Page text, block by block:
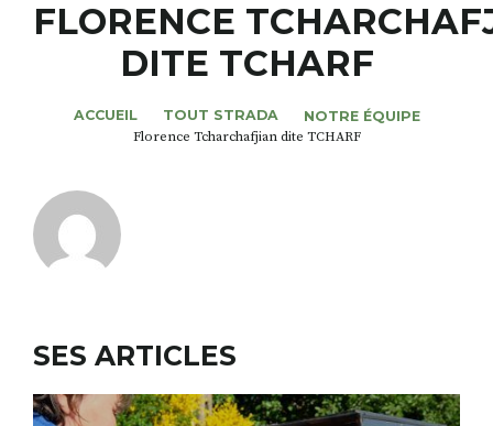
MAGAZINES
NOS THÈMES
STRADA’DATES
ALTER STRADA
ROSÉE DE MAI
S'INSCRIRE À LA NEWSLETTER
FLORENCE
DITE TCHARF
ACCUEIL TOUT STRADA
NOTRE ÉQUIPE
Florence Tcharchafjian dite TCHARF
SES ARTICLES